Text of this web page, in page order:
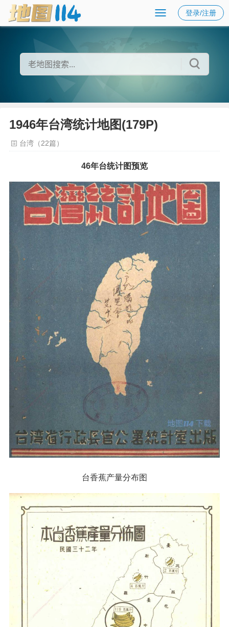
登录/注册
1946年台湾统计地图(179P)
台湾（22篇）
46年台统计图预览
台香蕉产量分布图